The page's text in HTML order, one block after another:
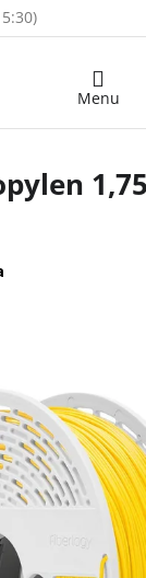
Nákupný